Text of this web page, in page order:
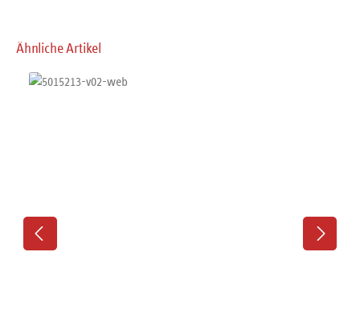
Produktgalerie überspringen
Ähnliche Artikel